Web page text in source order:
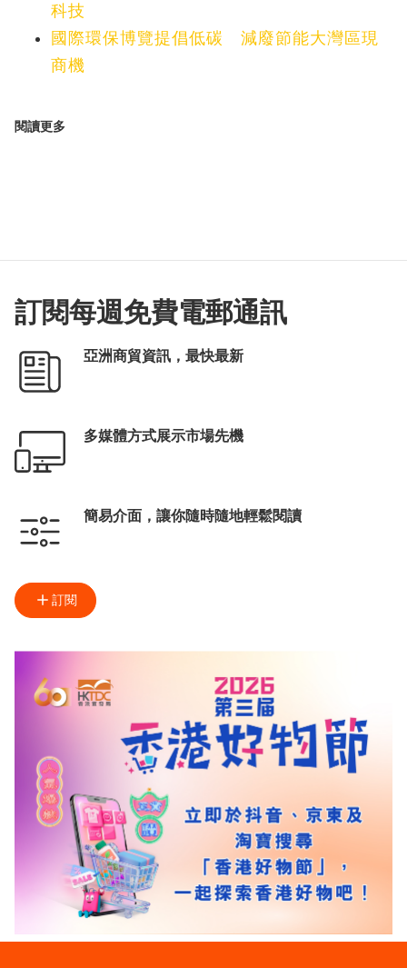
科技
國際環保博覽提倡低碳 減廢節能大灣區現
商機
閱讀更多
訂閱每週免費電郵通訊
亞洲商貿資訊，最快最新
多媒體方式展示市場先機
簡易介面，讓你隨時隨地輕鬆閱讀
訂閱